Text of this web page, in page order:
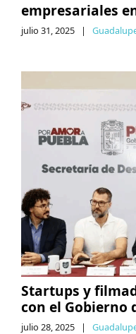
empresariales
julio 31, 2025 |
Startups y
con el Gobierno
julio 28, 2025 |